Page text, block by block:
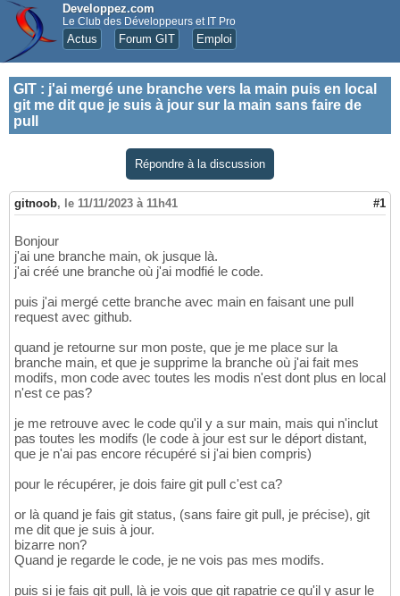
Developpez.com
Le Club des Développeurs et IT Pro
Actus Forum GIT Emploi
GIT : j'ai mergé une branche vers la main puis en local
git me dit que je suis à jour sur la main sans faire de
pull
Répondre à la discussion
gitnoob, le 11/11/2023 à 11h41 #1
Bonjour
j'ai une branche main, ok jusque là.
j'ai créé une branche où j'ai modfié le code.
puis j'ai mergé cette branche avec main en faisant une pull
request avec github.
quand je retourne sur mon poste, que je me place sur la
branche main, et que je supprime la branche où j'ai fait mes
modifs, mon code avec toutes les modis n'est dont plus en local
n'est ce pas?
je me retrouve avec le code qu'il y a sur main, mais qui n'inclut
pas toutes les modifs (le code à jour est sur le déport distant,
que je n'ai pas encore récupéré si j'ai bien compris)
pour le récupérer, je dois faire git pull c'est ca?
or là quand je fais git status, (sans faire git pull, je précise), git
me dit que je suis à jour.
bizarre non?
Quand je regarde le code, je ne vois pas mes modifs.
puis si je fais git pull, là je vois que git rapatrie ce qu'il y asur le